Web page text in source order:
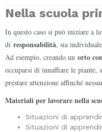
Nella scuola
In questo caso si può iniziare a
di responsabilità, sia
Ad esempio, creando un orto
occuparsi di innaffiare le piante,
prestare attenzione affinché
Materiali per lavorare nella
Situazioni di
Situazioni di